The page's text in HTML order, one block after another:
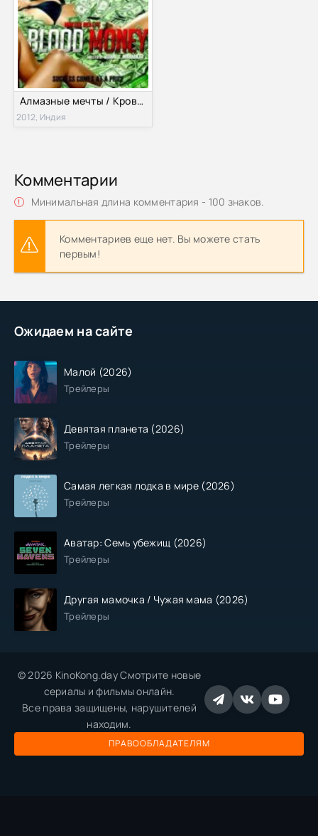
Ожидаем на сайте
Малой (2026)
Трейлеры
Девятая планета (2026)
Трейлеры
Самая легкая лодка в мире (2026)
Трейлеры
Аватар: Семь убежищ (2026)
Трейлеры
Другая мамочка / Чужая мама (2026)
Трейлеры
Алмазные мечты / Кровавые деньги (2012)
2012, Индия
Комментарии
Минимальная длина комментария - 100 знаков.
Комментариев еще нет. Вы можете стать
первым!
© 2026 KinoKong.day Смотрите новые
сериалы и фильмы онлайн.
Все права защищены, нарушителей
находим.
ПРАВООБЛАДАТЕЛЯМ